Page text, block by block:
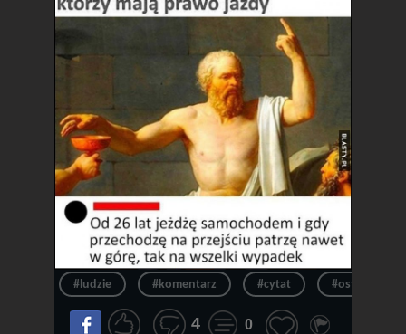
#ludzie #komentarz #cytat #ostrożność
4 0